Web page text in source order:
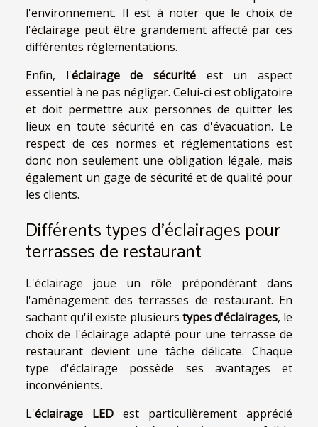
l'environnement. Il est à noter que le choix de
l'éclairage peut être grandement affecté par ces
différentes réglementations.
Enfin, l'éclairage de sécurité est un aspect
essentiel à ne pas négliger. Celui-ci est obligatoire
et doit permettre aux personnes de quitter les
lieux en toute sécurité en cas d'évacuation. Le
respect de ces normes et réglementations est
donc non seulement une obligation légale, mais
également un gage de sécurité et de qualité pour
les clients.
Différents types d'éclairages pour
terrasses de restaurant
L'éclairage joue un rôle prépondérant dans
l'aménagement des terrasses de restaurant. En
sachant qu'il existe plusieurs types d'éclairages, le
choix de l'éclairage adapté pour une terrasse de
restaurant devient une tâche délicate. Chaque
type d'éclairage possède ses avantages et
inconvénients.
L'éclairage LED est particulièrement apprécié